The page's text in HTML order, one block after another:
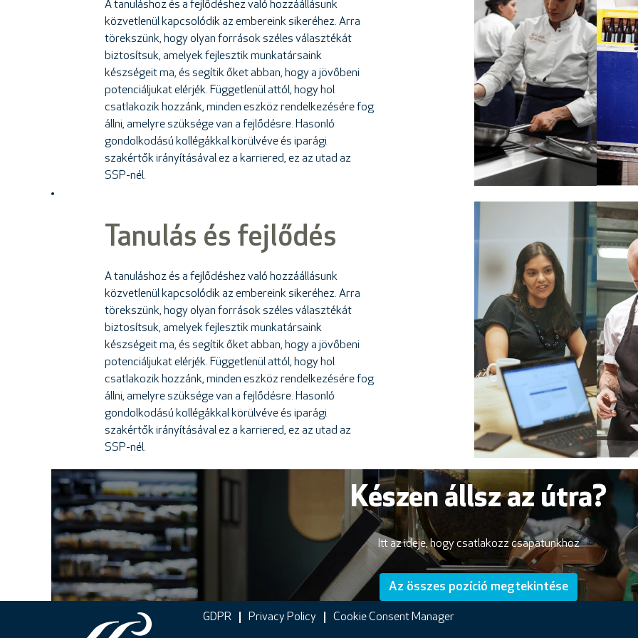
A tanuláshoz és a fejlődéshez való hozzáállásunk
közvetlenül kapcsolódik az embereink sikeréhez. Arra
törekszünk, hogy olyan források széles választékát
biztosítsuk, amelyek fejlesztik munkatársaink
készségeit ma, és segítik őket abban, hogy a jövőbeni
potenciáljukat elérjék. Függetlenül attól, hogy hol
csatlakozik hozzánk, minden eszköz rendelkezésére fog
állni, amelyre szüksége van a fejlődésre. Hasonló
gondolkodású kollégákkal körülvéve és iparági
szakértők irányításával ez a karriered, ez az utad az
SSP-nél.
Tanulás és fejlődés
A tanuláshoz és a fejlődéshez való hozzáállásunk
közvetlenül kapcsolódik az embereink sikeréhez. Arra
törekszünk, hogy olyan források széles választékát
biztosítsuk, amelyek fejlesztik munkatársaink
készségeit ma, és segítik őket abban, hogy a jövőbeni
potenciáljukat elérjék. Függetlenül attól, hogy hol
csatlakozik hozzánk, minden eszköz rendelkezésére fog
állni, amelyre szüksége van a fejlődésre. Hasonló
gondolkodású kollégákkal körülvéve és iparági
szakértők irányításával ez a karriered, ez az utad az
SSP-nél.
Készen állsz az útra?
Itt az ideje, hogy csatlakozz csapatunkhoz
Az összes pozíció megtekintése
GDPR Privacy Policy Cookie Consent Manager